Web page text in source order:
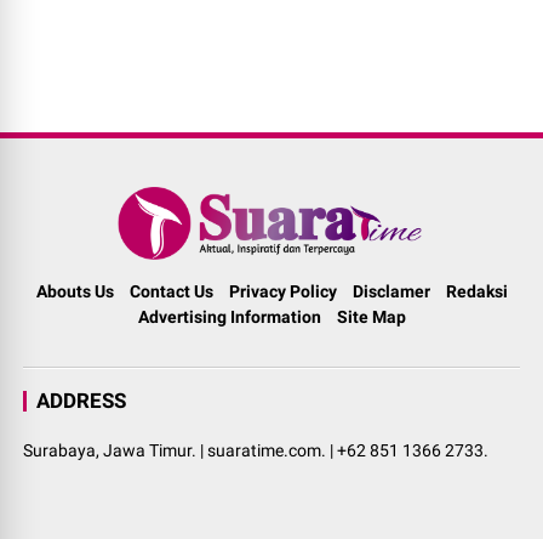
Abouts Us Contact Us Privacy Policy Disclamer
Redaksi
Advertising Information
Site Map
ADDRESS
Surabaya, Jawa Timur. | suaratime.com. | +62 851 1366 2733.